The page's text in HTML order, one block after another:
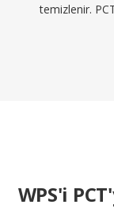
temizlenir.
WPS'i